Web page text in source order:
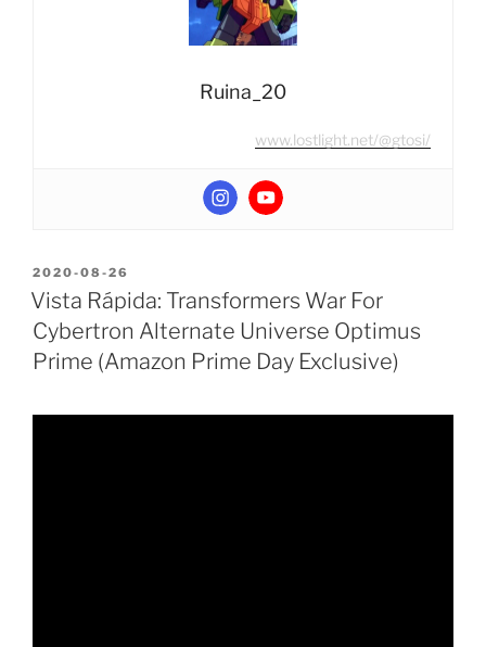
Sandstorm
Ruina_20
www.lostlight.net/@gtosi/
POSTED
ON
2020-08-26
Vista Rápida: Transformers War For
Cybertron Alternate Universe Optimus
Prime (Amazon Prime Day Exclusive)